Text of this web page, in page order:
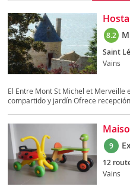
8.2
Saint
Vains
El Entre Mont St Michel et Merveille
compartido y jardín Ofrece
9
12
Vains